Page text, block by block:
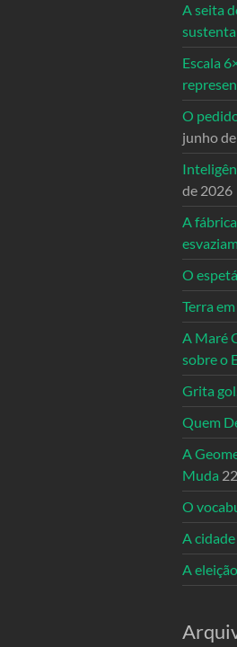
A seita
Escala
O
junho
de 2026
A
O
Terra
A Maré
sobre o
Grita
Quem
A
Muda
O
A
A